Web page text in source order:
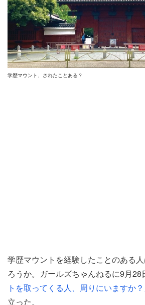
学歴マウント、されたことある？
学歴マウントを経験したことのある
ろうか。ガールズちゃんねるに9月28
トを取ってくる人、周りにいますか？
立った。